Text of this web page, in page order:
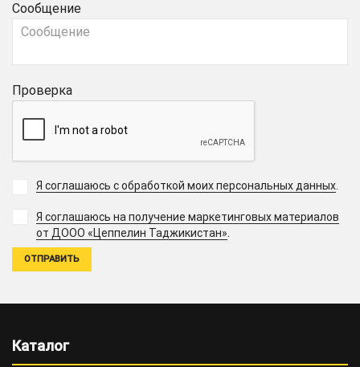
Сообщение
Проверка
Я соглашаюсь с обработкой моих персональных данных.
Я соглашаюсь на получение маркетинговых материалов
от ДООО «Цеппелин Таджикистан».
Каталог